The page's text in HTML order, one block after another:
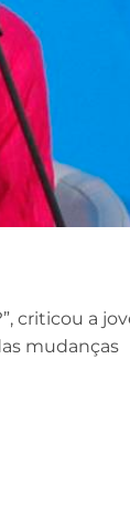
criticou a
mudanças